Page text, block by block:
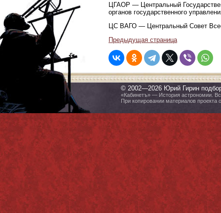
ЦГАОР — Центральный
органов государственного
ЦС ВАГО — Центральный Совет
Предыдущая страница
© 2002—2026 Юрий Гирин
«Кабинетъ» — История астрономии.
При копировании материалов проекта